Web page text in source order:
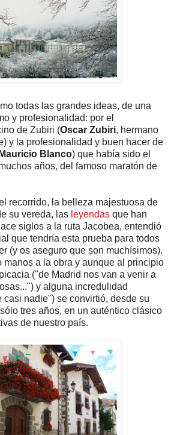
todas las grandes ideas, de una
y profesionalidad: por el
de Zubiri (Oscar Zubiri, hermano
y la profesionalidad y buen hacer de
Mauricio Blanco) que había sido el
años, del famoso maratón de
recorrido, la belleza majestuosa de
su vereda, las leyendas que han
siglos a la ruta Jacobea, entendió
que tendría esta prueba para todos
(y os aseguro que son muchísimos).
manos a la obra y aunque al principio
("de Madrid nos van a venir a
y alguna incredulidad
casi nadie") se convirtió, desde su
tres años, en un auténtico clásico
de nuestro país.